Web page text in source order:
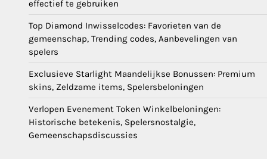
effectief te gebruiken
Top Diamond Inwisselcodes: Favorieten van de
gemeenschap, Trending codes, Aanbevelingen van
spelers
Exclusieve Starlight Maandelijkse Bonussen: Premium
skins, Zeldzame items, Spelersbeloningen
Verlopen Evenement Token Winkelbeloningen:
Historische betekenis, Spelersnostalgie,
Gemeenschapsdiscussies